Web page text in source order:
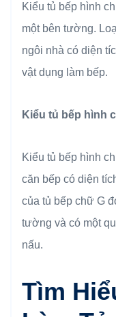
Kiểu tủ bếp hình
một bên tường.
ngôi nhà có diện
vật dụng làm bếp.
Kiểu tủ bếp hình
Kiểu tủ bếp hình
căn bếp có diện
của tủ bếp chữ G
tường và có một
nấu.
Tìm